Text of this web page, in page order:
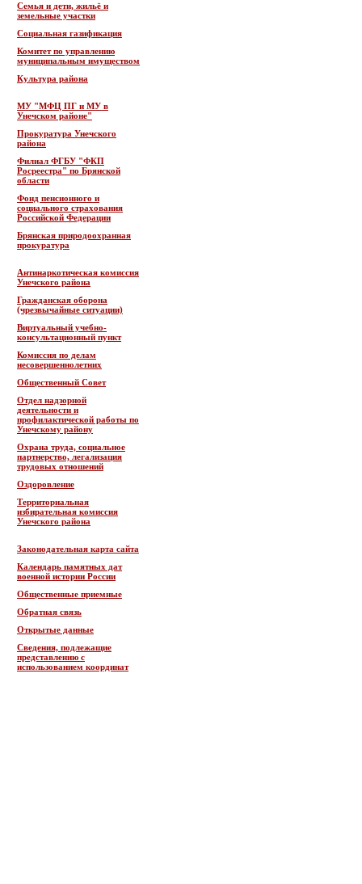
Семья и дети, жильё и
земельные участки
Социальная газификация
Комитет по управлению
муниципальным имуществом
Культура района
МУ "МФЦ ПГ и МУ в
Унечском районе"
Прокуратура Унечского
района
Филиал ФГБУ "ФКП
Росреестра" по Брянской
области
Фонд пенсионного и
социального страхования
Российской Федерации
Брянская природоохранная
прокуратура
Антинаркотическая комиссия
Унечского района
Гражданская оборона
(чрезвычайные ситуации)
Виртуальный учебно-
консультационный пункт
Комиссия по делам
несовершеннолетних
Общественный Совет
Отдел надзорной
деятельности и
профилактической работы по
Унечскому району
Охрана труда, социальное
партнерство, легализация
трудовых отношений
Оздоровление
Территориальная
избирательная комиссия
Унечского района
Законодательная карта сайта
Календарь памятных дат
военной истории России
Общественные приемные
Обратная связь
Открытые данные
Сведения, подлежащие
представлению с
использованием координат